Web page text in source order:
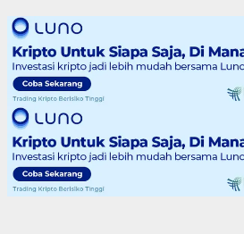
HOME
FILTER
BERITA
BIODATA
CERITA
CERPEN
EKSKLUSIF
FOTO
VIDEO
TIPS
MORE